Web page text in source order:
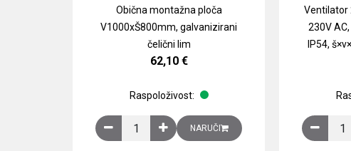
Obična montažna ploča
V1000xŠ800mm, galvanizirani
čelični lim
62,10 €
Raspoloživost:
Obična montažna ploča V1000xŠ800mm,
NARUČI
Ventilator
230V
IP54,